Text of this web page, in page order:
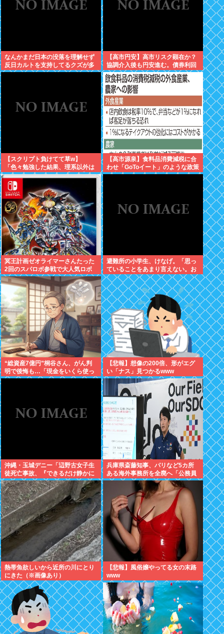
なんかまだ日本の没落を理解せず
反日カルトを支持してるクズが多
いんだけどなんだお前ら
【高市円安】高市リスク顕在か？
協調介入後も円安進む。債券利回
りは急騰。大丈夫なのか？
【スクリプト負けてて草w】
「色々勉強した結果、理系以外は
エラー品だと気付いた【ガチ】」
について、もっと具体的に話そう
か
【高市源泉】食料品消費減税に合
わせ「GoToイート」のような政策
が実施される可能性高まる！お得
冥王計画ゼオライマーさんたった
2回のスパロボ参戦で大人気ロボ
作品にwww
避難所の小学生、けなげ。「思っ
ていることをあまり言えない。お
母さんに迷惑かけるから」
“総資産7億円”桐谷さん、がん判
明で後悔も…「現金をいくら使っ
ておきたかった？」にまさかの回
【悲報】想像の200倍、形がエグ
い「ナス」見つかるwww
沖縄・玉城デニー「辺野古女子生
徒死亡事故、『できるだけ静かに
していただきたい』というのが、
ご遺族の気持ち。noteに書かれて
いる」
兵庫県斎藤知事、パリなど5カ所
ある海外事務所を全廃へ「公務員
が遊ぶために作られただけだと思
熱帯魚欲しいから近所の川にとり
にきた（※画像あり）
【悲報】風俗嬢やってる女の末路
www